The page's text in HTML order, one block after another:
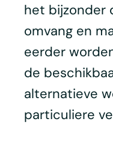
het bijzonder
omvang en
eerder
de
alternatieve
particuliere